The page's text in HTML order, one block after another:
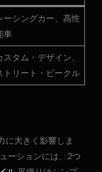
ーシングカー、高性
車
スタム・デザイン、
トリート・ビークル
に大きく影響しま
ーションには、2つ